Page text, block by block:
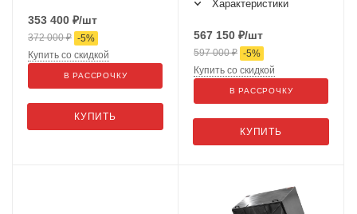
353 400 ₽/шт
372 000₽ -5%
КУПИТЬ
Купить со скидкой
В РАССРОЧКУ
Характеристики
567 150 ₽/шт
597 000₽ -5%
КУПИТЬ
Купить со скидкой
В РАССРОЧКУ